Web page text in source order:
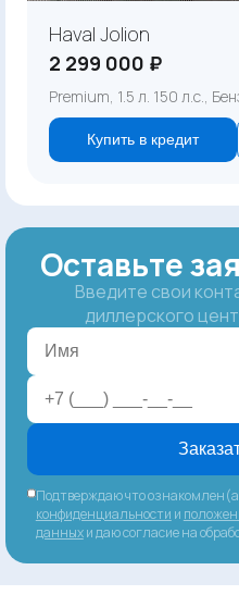
Haval Jolion
2 299 000 ₽
Premium, 1.5 л. 150 л.с.,
Купить в кредит
Оставьте
Введите свои
диллерского
Подтверждаю что
конфиденциальности и
данныхи даю согласие на